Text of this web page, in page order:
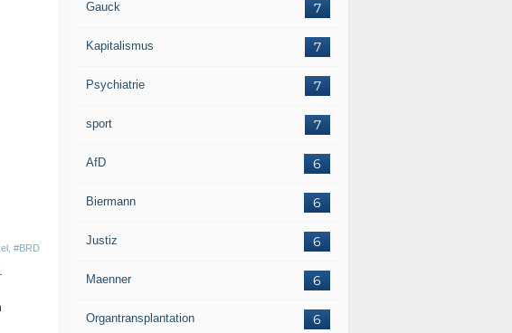
#BRD
7
Gauck
7
Kapitalismus
7
Psychiatrie
7
sport
6
AfD
6
Biermann
6
Justiz
6
Maenner
6
Organtransplantation